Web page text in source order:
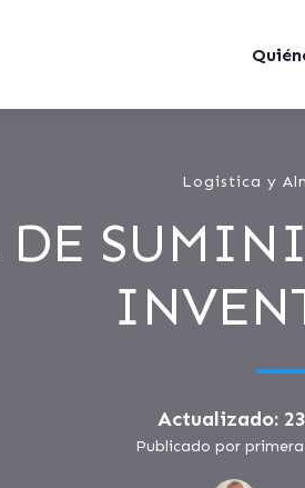
Logistica y
Actualizado:
Publicado por